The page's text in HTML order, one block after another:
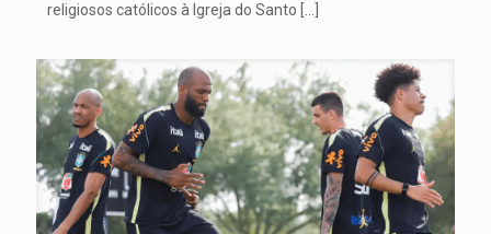
religiosos católicos à Igreja do Santo